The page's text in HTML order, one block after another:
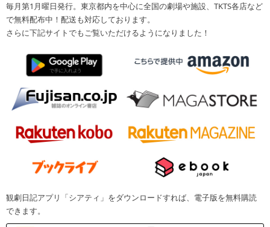
毎月第1月曜日発行。東京都内を中心に全国の劇場や施設、TKTS各店など
で無料配布中！配送も対応しております。
さらに下記サイトでもご覧いただけるようになりました！
観劇日記アプリ「シアティ」をダウンロードすれば、電子版を無料購読
できます。